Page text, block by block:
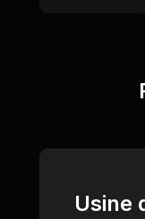
Usine